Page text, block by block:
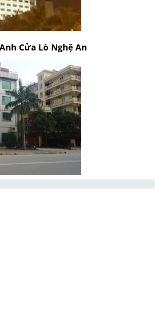
Cửa Lò Nghệ An